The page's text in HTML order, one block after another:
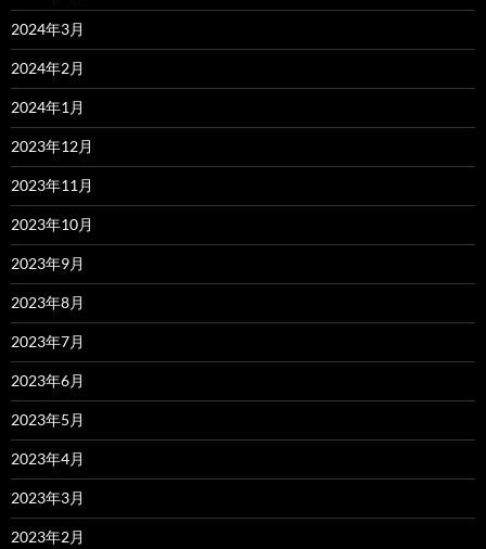
2024年3月
2024年2月
2024年1月
2023年12月
2023年11月
2023年10月
2023年9月
2023年8月
2023年7月
2023年6月
2023年5月
2023年4月
2023年3月
2023年2月